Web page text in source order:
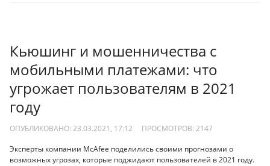
Кьюшинг и мошенничества с
мобильными платежами: что
угрожает пользователям в 2021
году
ОПУБЛИКОВАНО: 23.03.2021, 17:12 ПРОСМОТРОВ: 2147
Эксперты компании McAfee поделились своими прогнозами о
возможных угрозах, которые поджидают пользователей в 2021 году.